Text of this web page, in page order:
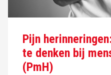
Pijn
te denken bij
(PmH)